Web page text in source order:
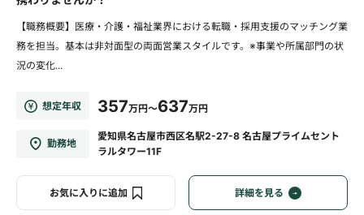
【職務概要】医療・介護・福祉業界における転職・採用支援のマッチング業
務を担当。基本は非対面型の両面営業スタイルです。※事業や所属部門の状
況の変化...
想定年収 357万円～637万円
勤務地
愛知県名古屋市西区名駅2-27-8 名古屋プライムセント
ラルタワー11F
お気に入りに追加 詳細を見る